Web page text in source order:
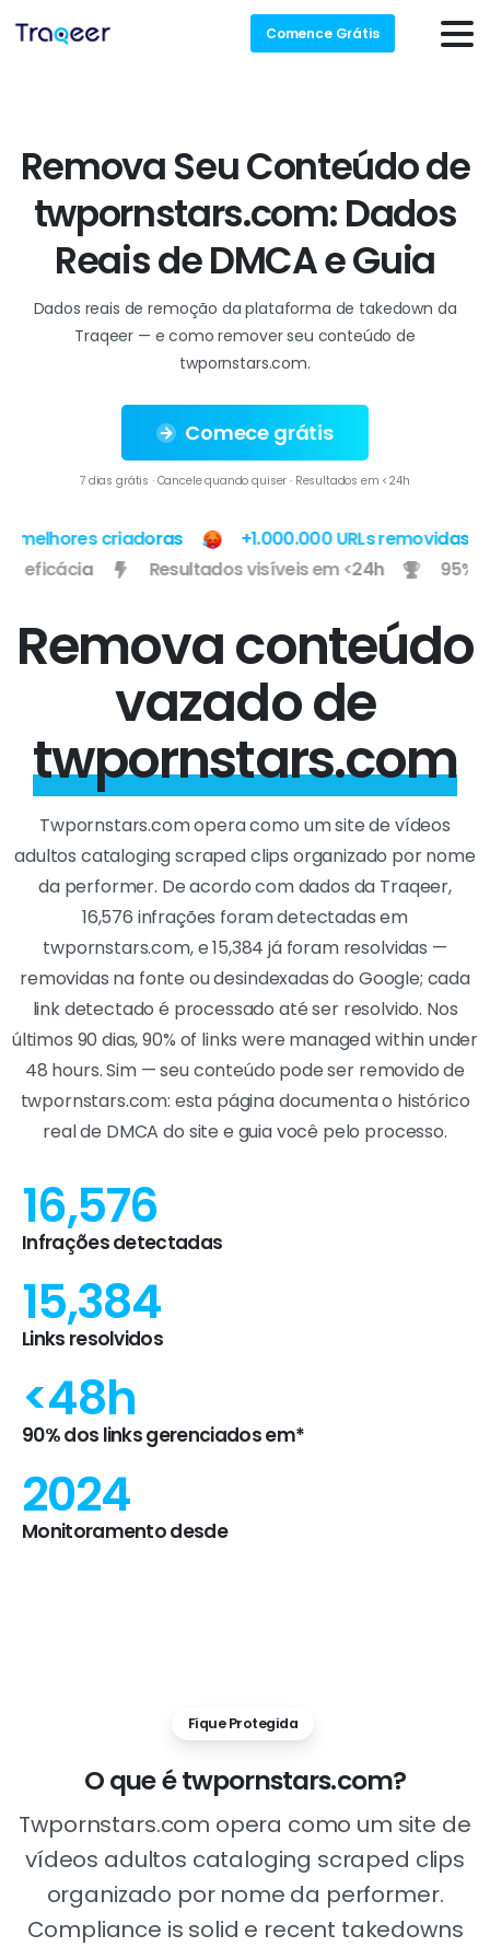
Comence Grátis
RemovaSeuConteúdode
twpornstars.com:Dados
ReaisdeDMCAeGuia
Dados reais de remoção da plataforma de takedown da
Traqeer — e como remover seu conteúdo de
twpornstars.com.
Comece grátis
7 dias grátis · Cancele quando quiser · Resultados em <24h
criadoras
+1.000.000 URLs removidas
de eficácia
Resultados visíveis em <24h
Remova conteúdo
vazado de
twpornstars.com
Twpornstars.com opera como um site de vídeos
adultos cataloging scraped clips organizado por nome
da performer. De acordo com dados da Traqeer,
16,576 infrações foram detectadas em
twpornstars.com, e 15,384 já foram resolvidas —
removidas na fonte ou desindexadas do Google; cada
link detectado é processado até ser resolvido. Nos
últimos 90 dias, 90% of links were managed within under
48 hours. Sim — seu conteúdo pode ser removido de
twpornstars.com: esta página documenta o histórico
real de DMCA do site e guia você pelo processo.
16,576
Infrações detectadas
15,384
Links resolvidos
<48h
90% dos links gerenciados em*
2024
Monitoramento desde
Fique Protegida
Oqueétwpornstars.com?
Twpornstars.com opera como um site de
vídeos adultos cataloging scraped clips
organizado por nome da performer.
Compliance is solid e recent takedowns